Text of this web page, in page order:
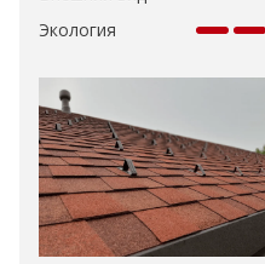
Экология